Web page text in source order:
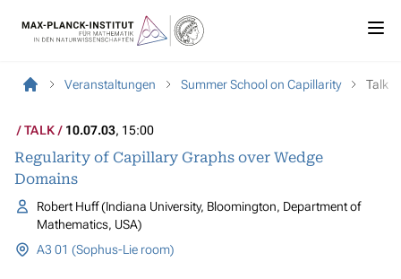
Veranstaltungen Summer School on Capillarity Talk
TALK 10.07.03, 15:00
Regularity of Capillary Graphs over Wedge
Domains
Robert Huff (Indiana University, Bloomington, Department of
Mathematics, USA)
A3 01 (Sophus-Lie room)